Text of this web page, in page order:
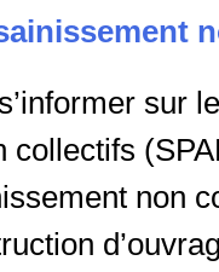
sur
collectifs
non